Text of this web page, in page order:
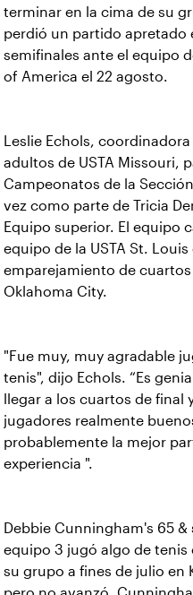
terminar en la cima de su
perdió un partido apretado
semifinales ante el equipo
of America el 22 agosto.
Leslie Echols,
adultos de USTA Missouri,
Campeonatos de la
vez como parte de Tricia
Equipo superior. El equipo
equipo de la USTA St. Louis
emparejamiento de cuartos
Oklahoma City.
"Fue muy, muy agradable
tenis", dijo Echols. “Es
llegar a los cuartos de final
jugadores realmente
probablemente la mejor
experiencia ".
Debbie Cunningham's 65 &
equipo 3 jugó algo de
su grupo a fines de julio en